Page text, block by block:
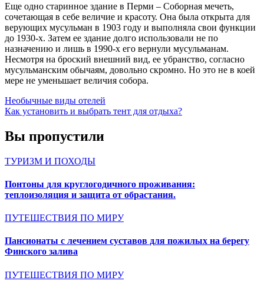
Еще одно старинное здание в Перми – Соборная мечеть,
сочетающая в себе величие и красоту. Она была открыта для
верующих мусульман в 1903 году и выполняла свои функции
до 1930-х. Затем ее здание долго использовали не по
назначению и лишь в 1990-х его вернули мусульманам.
Несмотря на броский внешний вид, ее убранство, согласно
мусульманским обычаям, довольно скромно. Но это не в коей
мере не уменьшает величия собора.
Навигация
по
записям
Необычные виды отелей
Как установить и выбрать тент для отдыха?
Вы пропустили
ТУРИЗМ И ПОХОДЫ
Понтоны для круглогодичного проживания:
теплоизоляция и защита от обрастания.
ПУТЕШЕСТВИЯ ПО МИРУ
Пансионаты с лечением суставов для пожилых на берегу
Финского залива
ПУТЕШЕСТВИЯ ПО МИРУ